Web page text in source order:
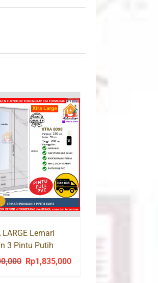
LARGE Lemari
3 Pintu Putih
+ 2 Laci XTRA
Original
Rp1,835,000Current